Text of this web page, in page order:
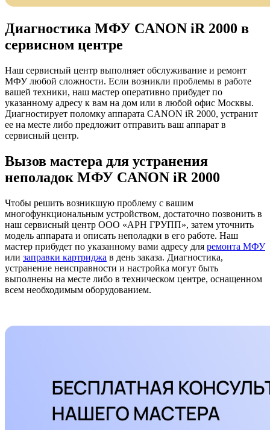
Диагностика МФУ CANON iR 2000 в
сервисном центре
Наш сервисный центр выполняет обслуживание и ремонт
МФУ любой сложности. Если возникли проблемы в работе
вашей техники, наш мастер оперативно прибудет по
указанному адресу к вам на дом или в любой офис Москвы.
Диагностирует поломку аппарата CANON iR 2000, устранит
ее на месте либо предложит отправить ваш аппарат в
сервисный центр.
Вызов мастера для устранения
неполадок МФУ CANON iR 2000
Чтобы решить возникшую проблему с вашим
многофункциональным устройством, достаточно позвонить в
наш сервисный центр ООО «АРН ГРУПП», затем уточнить
модель аппарата и описать неполадки в его работе. Наш
мастер прибудет по указанному вами адресу для ремонта МФУ
или заправки картриджа в день заказа. Диагностика,
устранение неисправности и настройка могут быть
выполнены на месте либо в техническом центре, оснащенном
всем необходимым оборудованием.